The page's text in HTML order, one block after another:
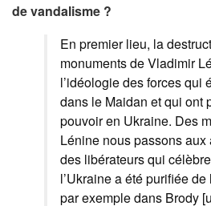
de vandalisme ?
En premier lieu, la
monuments de Vladimir
l’idéologie des forces qui
dans le Maidan et qui ont
pouvoir en Ukraine. Des
Lénine nous passons
des libérateurs qui
l’Ukraine a été purifiée
par exemple dans Brody